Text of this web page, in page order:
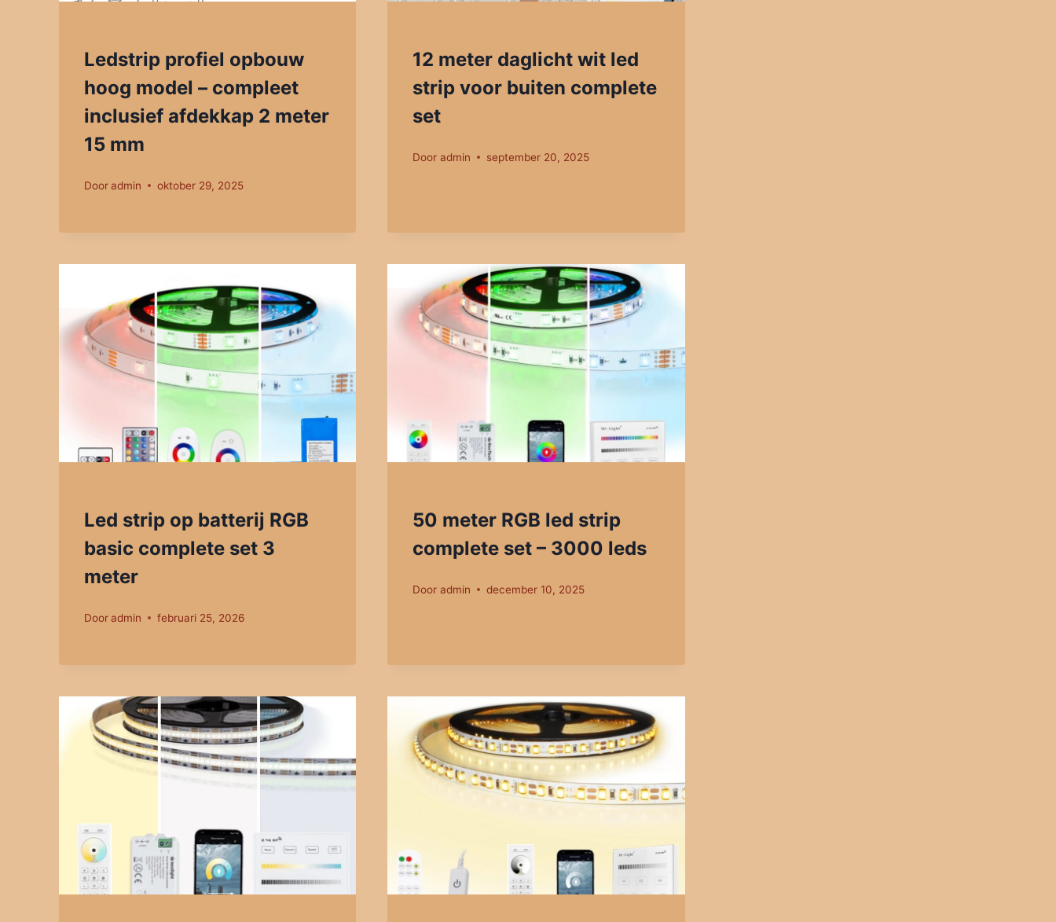
Ledstrip profiel opbouw
hoog model – compleet
inclusief afdekkap 2 meter
15 mm
Dooradmin oktober 29, 2025
12 meter daglicht wit led
strip voor buiten complete
set
Door admin september 20, 2025
Led strip op batterij RGB
basic complete set 3
meter
Dooradmin februari 25, 2026
50 meter RGB led strip
complete set – 3000 leds
Door admin december 10, 2025